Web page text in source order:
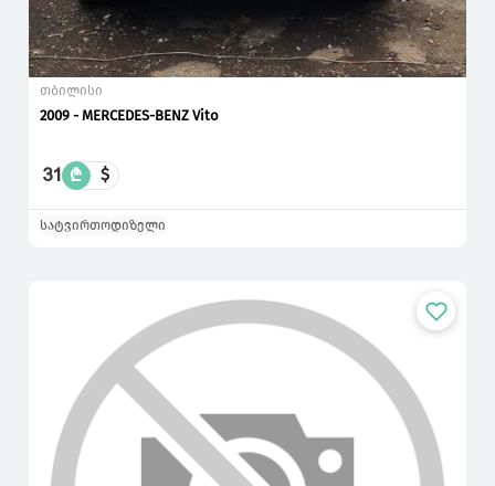
თბილისი
2009 - MERCEDES-BENZ Vito
31 ₾ $
სატვირთოდიზელი